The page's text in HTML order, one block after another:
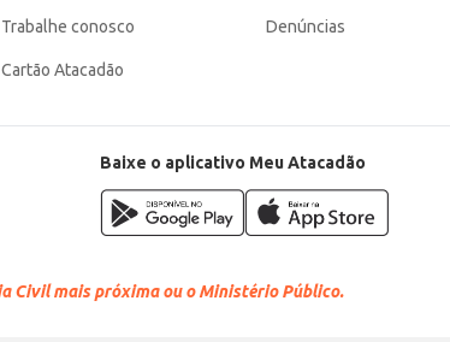
Trabalhe conosco
Cartão Atacadão
Denúncias
Baixe o aplicativo Meu Atacadão
Civil mais próxima ou o Ministério Público.